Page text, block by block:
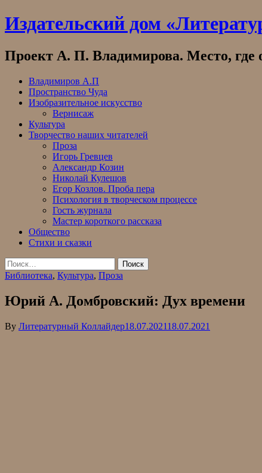
Skip
to
Издательский дом
Проект А. П. Владимирова. Место, где
Владимиров А.П
Пространство Чуда
Изобразительное искусство
Вернисаж
Культура
Творчество наших читателей
Проза
Игорь Гревцев
Александр Козин
Николай Кулешов
Егор Козлов. Проба пера
Психология в творческом процессе
Гость журнала
Мастер короткого рассказа
Общество
Стихи и сказки
Найти:
Библиотека, Культура, Проза
Юрий А. Домбровский: Дух времени
By Литературный Коллайдер18.07.202118.07.2021